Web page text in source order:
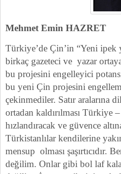
Mehmet Emin HAZRET
Türkiye’de Çin’in “Yeni ipek
birkaç gazeteci ve yazar
bu projesini engelleyici
bu yeni Çin projesini
çekinmediler. Satır aralarına
ortadan kaldırılması Türkiye
hızlandıracak ve güvence
Türkistanlılar kendilerine
mensup olması şaşırtıcıdır.
değilim. Onlar gibi bol laf